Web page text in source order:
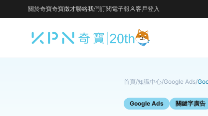
關於奇寶奇寶徵才聯絡我們訂閱電子報 客戶登入
首頁/知識中心/Google Ads/
Google Ads 關鍵字廣告